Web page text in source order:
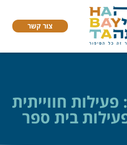
צור קשר
חווייתית
בית ספר